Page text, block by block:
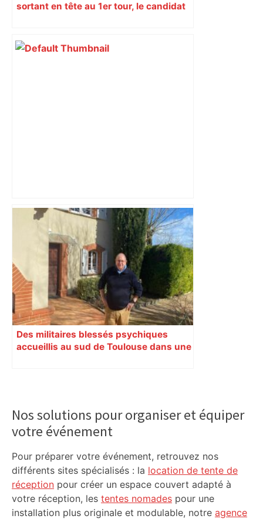
sortant en tête au 1er tour, le candidat
Wonderligue (playdowns) : battu mais
diminué, le TMB ne s'est pas fait
manger par Lyon – ladepeche.fr
Des militaires blessés psychiques
accueillis au sud de Toulouse dans une
Sidebar
Nos solutions pour organiser et équiper
votre événement
Pour préparer votre événement, retrouvez nos
différents sites spécialisés : la location de tente de
réception pour créer un espace couvert adapté à
votre réception, les tentes nomades pour une
installation plus originale et modulable, notre agence